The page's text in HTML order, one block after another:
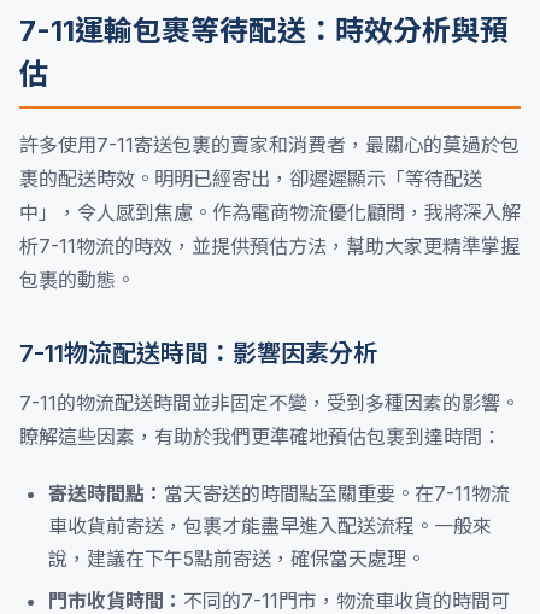
7-11運輸包裹等待配送：時效分析與預
估
許多使用7-11寄送包裹的賣家和消費者，最關心的莫過於包
裹的配送時效。明明已經寄出，卻遲遲顯示「等待配送
中」，令人感到焦慮。作為電商物流優化顧問，我將深入解
析7-11物流的時效，並提供預估方法，幫助大家更精準掌握
包裹的動態。
7-11物流配送時間：影響因素分析
7-11的物流配送時間並非固定不變，受到多種因素的影響。
瞭解這些因素，有助於我們更準確地預估包裹到達時間：
寄送時間點： 當天寄送的時間點至關重要。在7-11物流
車收貨前寄送，包裹才能盡早進入配送流程。一般來
說，建議在下午5點前寄送，確保當天處理。
門市收貨時間： 不同的7-11門市，物流車收貨的時間可